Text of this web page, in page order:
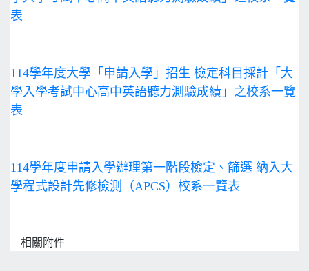
表
114學年度大學「申請入學」招生 檢定科目採計「大
學入學考試中心高中英語聽力測驗成績」之校系一覽
表
114學年度申請入學辦理第一階段檢定、篩選 納入大
學程式設計先修檢測（APCS）校系一覽表
相關附件